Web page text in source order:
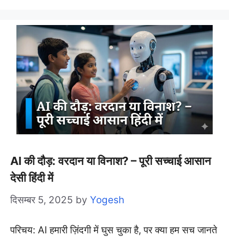
AI की दौड़: वरदान या विनाश? – पूरी सच्चाई आसान
देसी हिंदी में
दिसम्बर 5, 2025 by Yogesh
परिचय: AI हमारी ज़िंदगी में घुस चुका है, पर क्या हम सच जानते